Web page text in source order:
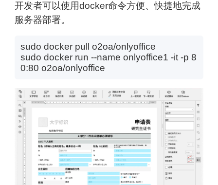
开发者可以使用docker命令方便、快捷地完成
服务器部署。
sudo docker pull o2oa/onlyoffice
sudo docker run --name onlyoffice1 -it -p 8
0:80 o2oa/onlyoffice